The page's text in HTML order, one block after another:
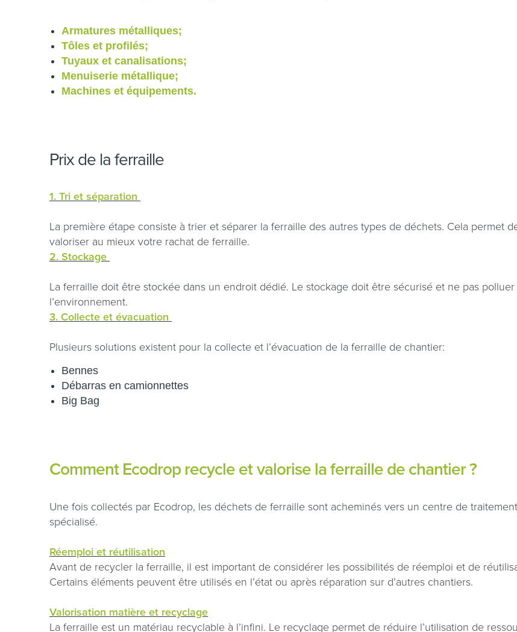
Armatures métalliques;
Tôles et profilés;
Tuyaux et canalisations;
Menuiserie métallique;
Machines et équipements.
Prix de la ferraille
1. Tri et séparation
La première étape consiste à trier et séparer la ferraille des autres types de déchets. Cela permet
valoriser au mieux votre rachat de ferraille.
2. Stockage
La ferraille doit être stockée dans un endroit dédié. Le stockage doit être sécurisé et ne pas polluer
l’environnement.
3. Collecte et évacuation
Plusieurs solutions existent pour la collecte et l’évacuation de la ferraille de chantier:
Bennes
Débarras en camionnettes
Big Bag
Comment Ecodrop recycle et valorise la ferraille de chantier ?
Une fois collectés par Ecodrop, les déchets de ferraille sont acheminés vers un centre de traitement
spécialisé.
Réemploi et réutilisation
Avant de recycler la ferraille, il est important de considérer les possibilités de réemploi et de
Certains éléments peuvent être utilisés en l’état ou après réparation sur d’autres chantiers.
Valorisation matière et recyclage
La ferraille est un matériau recyclable à l’infini. Le recyclage permet de réduire l’utilisation de